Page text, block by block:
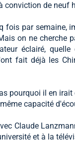
de neuf
fois par semaine,
on ne cherche
éclairé,
fait déjà les
pourquoi il en
capacité
Claude
et à la